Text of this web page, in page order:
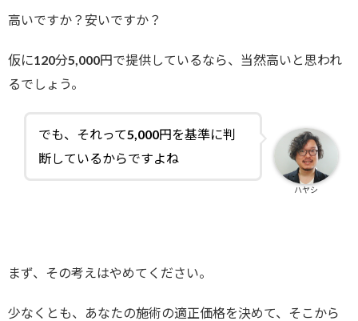
高いですか？安いですか？
仮に120分5,000円で提供しているなら、当然高いと思われ
るでしょう。
でも、それって5,000円を基準に判
断しているからですよね
ハヤシ
まず、その考えはやめてください。
少なくとも、あなたの施術の適正価格を決めて、そこから